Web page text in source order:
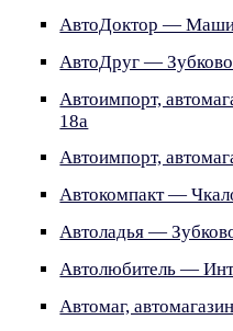
АвтоДоктор —
АвтоДруг —
Автоимпорт,
18а
Автоимпорт,
Автокомпакт —
Автоладья —
Автолюбитель —
Автомаг,